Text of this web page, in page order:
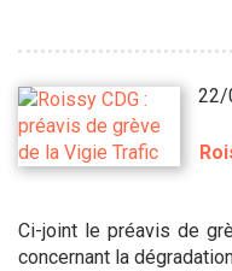
22/
Ci-joint le préavis de
concernant la